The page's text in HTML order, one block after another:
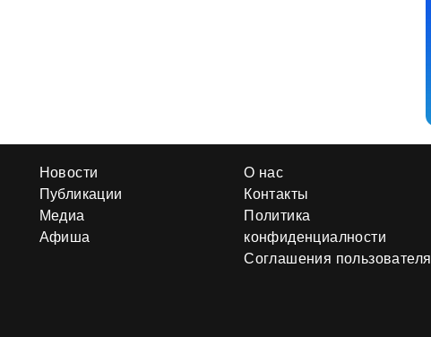
Новости
Публикации
Медиа
Афиша
О нас
Контакты
Политика
конфиденциалности
Соглашения пользователя